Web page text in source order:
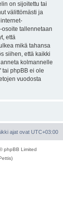
on sijoitettu tai
välittömästi ja
osoite tallennetaan
että
mikä tahansa
siihen, että kaikki
kolmannelle
tai phpBB ei ole
vuodosta
ajat ovat UTC+03:00
phpBB Limited